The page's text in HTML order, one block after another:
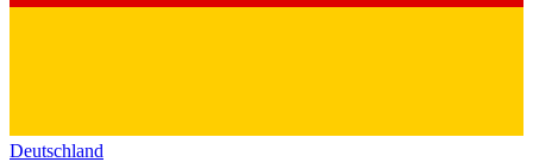
Deutschland